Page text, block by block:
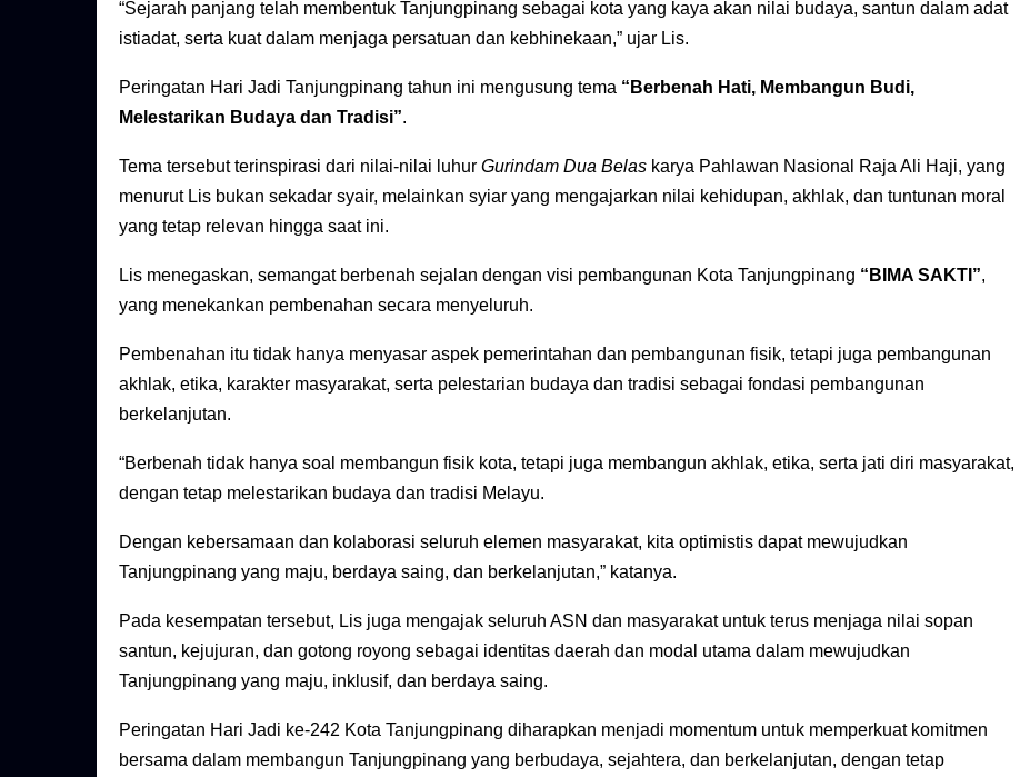
“Sejarah panjang telah membentuk Tanjungpinang sebagai kota yang kaya akan nilai budaya, santun dalam adat
istiadat, serta kuat dalam menjaga persatuan dan kebhinekaan,” ujar Lis.
Peringatan Hari Jadi Tanjungpinang tahun ini mengusung tema “Berbenah Hati, Membangun Budi,
Melestarikan Budaya dan Tradisi”.
Tema tersebut terinspirasi dari nilai-nilai luhur Gurindam Dua Belas karya Pahlawan Nasional Raja Ali Haji, yang
menurut Lis bukan sekadar syair, melainkan syiar yang mengajarkan nilai kehidupan, akhlak, dan tuntunan moral
yang tetap relevan hingga saat ini.
Lis menegaskan, semangat berbenah sejalan dengan visi pembangunan Kota Tanjungpinang “BIMA SAKTI”,
yang menekankan pembenahan secara menyeluruh.
Pembenahan itu tidak hanya menyasar aspek pemerintahan dan pembangunan fisik, tetapi juga pembangunan
akhlak, etika, karakter masyarakat, serta pelestarian budaya dan tradisi sebagai fondasi pembangunan
berkelanjutan.
“Berbenah tidak hanya soal membangun fisik kota, tetapi juga membangun akhlak, etika, serta jati diri masyarakat,
dengan tetap melestarikan budaya dan tradisi Melayu.
Dengan kebersamaan dan kolaborasi seluruh elemen masyarakat, kita optimistis dapat mewujudkan
Tanjungpinang yang maju, berdaya saing, dan berkelanjutan,” katanya.
Pada kesempatan tersebut, Lis juga mengajak seluruh ASN dan masyarakat untuk terus menjaga nilai sopan
santun, kejujuran, dan gotong royong sebagai identitas daerah dan modal utama dalam mewujudkan
Tanjungpinang yang maju, inklusif, dan berdaya saing.
Peringatan Hari Jadi ke-242 Kota Tanjungpinang diharapkan menjadi momentum untuk memperkuat komitmen
bersama dalam membangun Tanjungpinang yang berbudaya, sejahtera, dan berkelanjutan, dengan tetap